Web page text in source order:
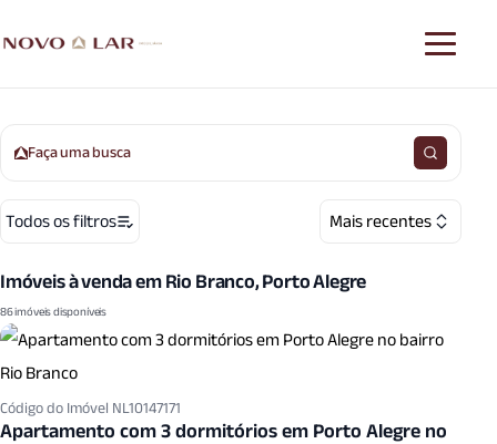
Faça uma busca
Todos os filtros Mais recentes
Imóveis à venda em Rio Branco, Porto Alegre
86 imóveis disponíveis
Código do Imóvel NL10147171
Apartamento com 3 dormitórios em Porto Alegre no